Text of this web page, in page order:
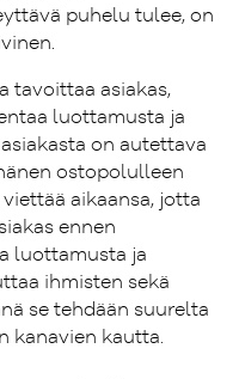
puhelu tulee, on
tavoittaa asiakas,
luottamusta ja
on autettava
ostopolulleen
viettää aikaansa, jotta
ennen
luottamusta ja
ihmisten sekä
se tehdään suurelta
kanavien kautta.